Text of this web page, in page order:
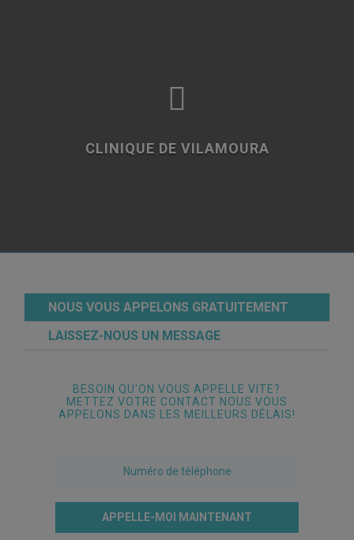

CLINIQUE DE VILAMOURA
NOUS VOUS APPELONS GRATUITEMENT
LAISSEZ-NOUS UN MESSAGE
BESOIN QU'ON VOUS APPELLE VITE?
METTEZ VOTRE CONTACT NOUS VOUS
APPELONS DANS LES MEILLEURS DÉLAIS!
APPELLE-MOI MAINTENANT